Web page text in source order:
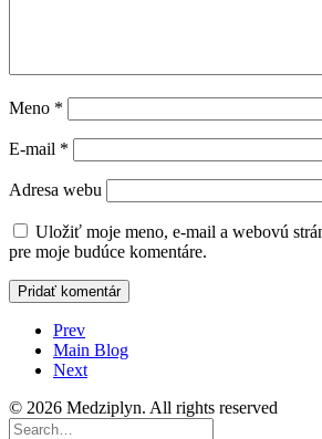
Meno *
E-mail *
Adresa webu
Uložiť moje meno, e-mail a webovú
pre moje budúce komentáre.
Prev
Main Blog
Next
© 2026 Medziplyn. All rights reserved